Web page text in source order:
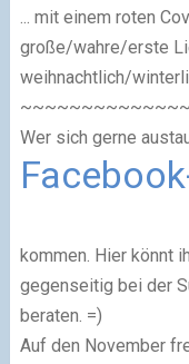
... mit einem roten
große/wahre/erste
weihnachtlich/
Wer sich gerne
kommen. Hier könnt
gegenseitig bei der
beraten. =)
Auf den November